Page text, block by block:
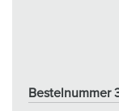
Bestelnummer